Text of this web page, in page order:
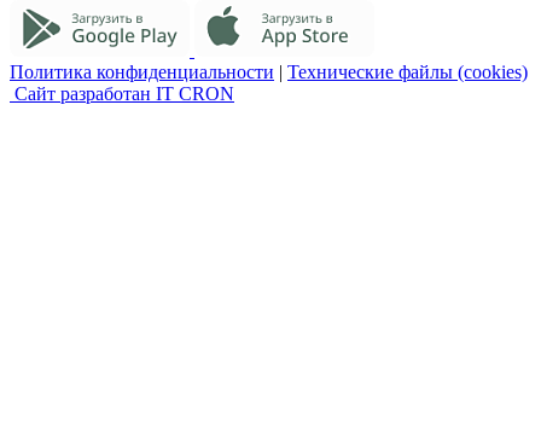
Политика конфиденциальности | Технические файлы (cookies)
Сайт разработан IT CRON